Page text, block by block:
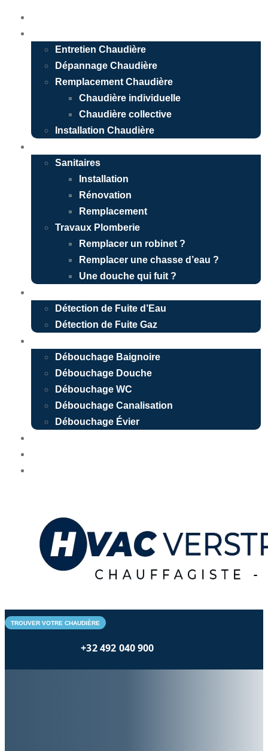
Entretien Chaudière
Dépannage Chaudière
Remplacement Chaudière
Chaudière individuelle
Chaudière collective
Installation Chaudière
Sanitaires
Installation
Rénovation
Remplacement
Travaux Plomberie
Remplacer un robinet ?
Remplacer une chasse d’eau ?
Une douche qui fuit ?
Détection de Fuite d’Eau
Détection de Fuite Gaz
Débouchage Baignoire
Débouchage Douche
Débouchage WC
Débouchage Canalisation
Débouchage Évier
TROUVER VOTRE CHAUDIÈRE
+32 492 040 900